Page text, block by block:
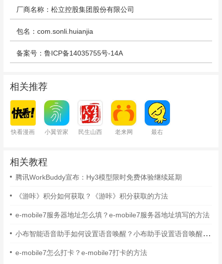
厂商名称：松立控股集团股份有限公司
包名：com.sonli.huianjia
备案号：鲁ICP备14035755号-14A
相关推荐
快看漫画 小翼管家 民生山西 老来网 最右
相关教程
腾讯WorkBuddy宣布：Hy3模型限时免费体验继续延期
《游咔》积分如何获取？《游咔》积分获取的方法
e-mobile7服务器地址怎么填？e-mobile7服务器地址填写的方法
小布智能语音助手如何设置语音唤醒？小布助手设置语音唤醒的方法
e-mobile7怎么打卡？e-mobile7打卡的方法